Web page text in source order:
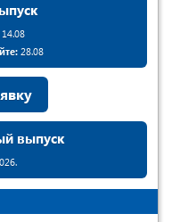
14.08
28.08
выпуск